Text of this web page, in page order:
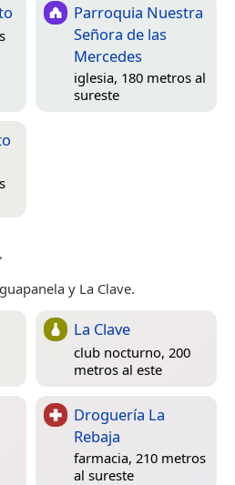
Parroquia Nuestra
Señora de las
Mercedes
iglesia, 180 metros al
sureste
y La Clave.
La Clave
club nocturno, 200
metros al este
Droguería La
Rebaja
farmacia, 210 metros
al sureste